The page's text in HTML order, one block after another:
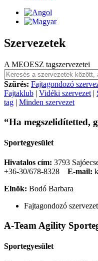
Szervezetek
A MEOESZ tagszervezetei
Szűrés: Fajtagondozó
Fajtaklub | Vidéki szervezet |
tag | Minden szervezet
“Ha megszelidítetted,
Sportegyesület
Hivatalos cím: 3793
+36-30/678-8328
E-mail:
Elnök: Bodó Barbara
Fajtagondozó
A-Team Agility
Sportegyesület